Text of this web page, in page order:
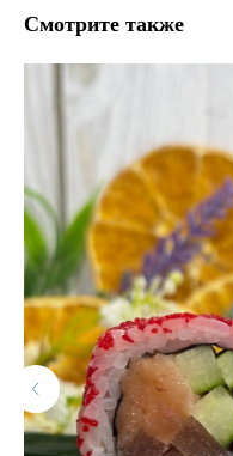
Смотрите также